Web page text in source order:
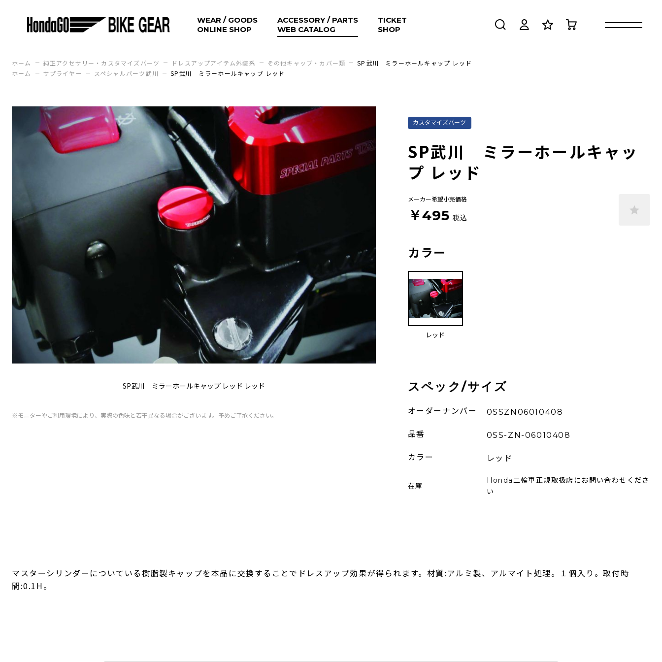
WEAR / GOODS
ONLINE SHOP
ACCESSORY / PARTS
WEB CATALOG
TICKET
SHOP
検索 ログイン お気に入り
ホーム 純正アクセサリー・カスタマイズパーツ ドレスアップアイテム外装系 その他キャップ・カバー類
SP武川 ミラーホールキャップ レッド
ホーム
サプライヤー スペシャルパーツ武川 SP武川 ミラーホールキャップ レッド
SP武川 ミラーホールキャップ レッド レッド
※モニターやご利用環境により、実際の色味と若干異なる場合がございます。予めご了承ください。
カスタマイズパーツ
SP武川 ミラーホールキャッ
プ レッド
メーカー希望小売価格
￥495 税込
カラー
レッド
在庫
Honda二輪車正規取扱店にお問い合わせくださ
い
スペック/サイズ
オーダーナンバー 0SSZN06010408
品番 0SS-ZN-06010408
カラー レッド
マスターシリンダーについている樹脂製キャップを本品に交換することでドレスアップ効果が得られます。材質:アルミ製、アルマイト処理。１個入り。取付時
間:0.1H。